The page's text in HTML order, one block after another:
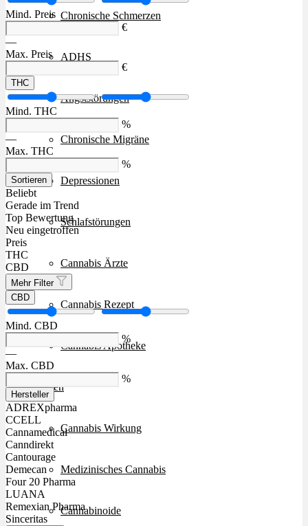
Chronische Schmerzen
ADHS
Angststörungen
Chronische Migräne
Depressionen
Schlafstörungen
Cannabis Ärzte
Cannabis Rezept
Cannabis Apotheke
Wissen
Cannabis Wirkung
Medizinisches Cannabis
Cannabinoide
Mind. Preis
€
—
Max. Preis
€
THC
Mind. THC
%
—
Max. THC
%
Sortieren
Beliebt
Gerade im Trend
Top Bewertung
Neu eingetroffen
Preis
THC
CBD
Mehr Filter
CBD
Mind. CBD
%
—
Max. CBD
%
Hersteller
ADREXpharma
CCELL
Cannamedical
Canndirekt
Cantourage
Demecan
Four 20 Pharma
LUANA
Remexian Pharma
Sinceritas